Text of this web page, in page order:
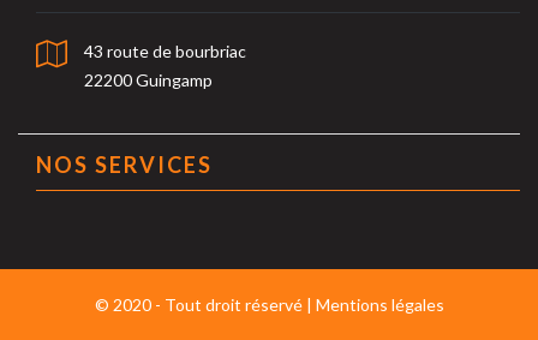
43 route de bourbriac
22200 Guingamp
NOS SERVICES
© 2020 - Tout droit réservé | Mentions légales